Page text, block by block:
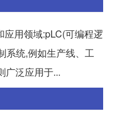
用领域:pLC(可编程逻
系统,例如生产线、工
广泛应用于...